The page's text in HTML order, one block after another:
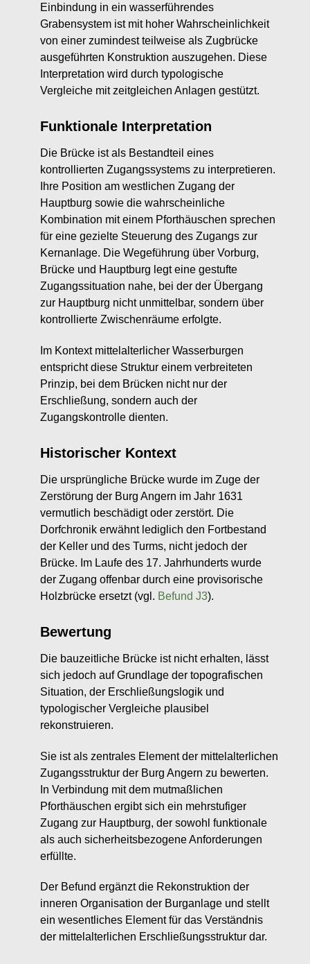
Einbindung in ein wasserführendes
Grabensystem ist mit hoher Wahrscheinlichkeit
von einer zumindest teilweise als Zugbrücke
ausgeführten Konstruktion auszugehen. Diese
Interpretation wird durch typologische
Vergleiche mit zeitgleichen Anlagen gestützt.
Funktionale Interpretation
Die Brücke ist als Bestandteil eines
kontrollierten Zugangssystems zu interpretieren.
Ihre Position am westlichen Zugang der
Hauptburg sowie die wahrscheinliche
Kombination mit einem Pforthäuschen sprechen
für eine gezielte Steuerung des Zugangs zur
Kernanlage. Die Wegeführung über Vorburg,
Brücke und Hauptburg legt eine gestufte
Zugangssituation nahe, bei der der Übergang
zur Hauptburg nicht unmittelbar, sondern über
kontrollierte Zwischenräume erfolgte.
Im Kontext mittelalterlicher Wasserburgen
entspricht diese Struktur einem verbreiteten
Prinzip, bei dem Brücken nicht nur der
Erschließung, sondern auch der
Zugangskontrolle dienten.
Historischer Kontext
Die ursprüngliche Brücke wurde im Zuge der
Zerstörung der Burg Angern im Jahr 1631
vermutlich beschädigt oder zerstört. Die
Dorfchronik erwähnt lediglich den Fortbestand
der Keller und des Turms, nicht jedoch der
Brücke. Im Laufe des 17. Jahrhunderts wurde
der Zugang offenbar durch eine provisorische
Holzbrücke ersetzt (vgl. Befund J3).
Bewertung
Die bauzeitliche Brücke ist nicht erhalten, lässt
sich jedoch auf Grundlage der topografischen
Situation, der Erschließungslogik und
typologischer Vergleiche plausibel
rekonstruieren.
Sie ist als zentrales Element der mittelalterlichen
Zugangsstruktur der Burg Angern zu bewerten.
In Verbindung mit dem mutmaßlichen
Pforthäuschen ergibt sich ein mehrstufiger
Zugang zur Hauptburg, der sowohl funktionale
als auch sicherheitsbezogene Anforderungen
erfüllte.
Der Befund ergänzt die Rekonstruktion der
inneren Organisation der Burganlage und stellt
ein wesentliches Element für das Verständnis
der mittelalterlichen Erschließungsstruktur dar.